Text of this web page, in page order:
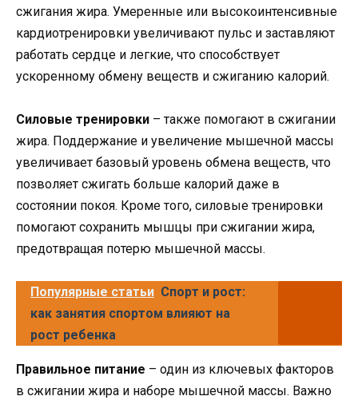
сжигания жира. Умеренные или высокоинтенсивные
кардиотренировки увеличивают пульс и заставляют
работать сердце и легкие, что способствует
ускоренному обмену веществ и сжиганию калорий.
Силовые тренировки – также помогают в сжигании
жира. Поддержание и увеличение мышечной массы
увеличивает базовый уровень обмена веществ, что
позволяет сжигать больше калорий даже в
состоянии покоя. Кроме того, силовые тренировки
помогают сохранить мышцы при сжигании жира,
предотвращая потерю мышечной массы.
Популярные статьи Спорт и рост:
как занятия спортом влияют на
рост ребенка
Правильное питание – один из ключевых факторов
в сжигании жира и наборе мышечной массы. Важно